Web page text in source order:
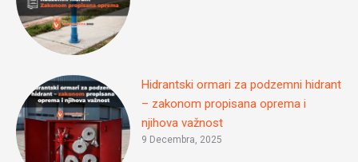
Hidrantski ormari za podzemni hidrant
– zakonom propisana oprema i
njihova važnost
9 Decembra, 2025